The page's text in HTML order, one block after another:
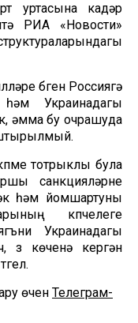
уртасына кадәр
РИА «Новости»
бүген Россиягә
Украинадагы
әмма бу очрашуда
тотрыклы була
санкцияләрне
һәм йомшартуны
күпчелеге
Украинадагы
үз көченә кергән
өчен Телеграм-